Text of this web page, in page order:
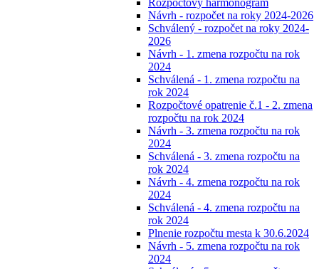
Rozpočtový harmonogram
Návrh - rozpočet na roky 2024-2026
Schválený - rozpočet na roky 2024-
2026
Návrh - 1. zmena rozpočtu na rok
2024
Schválená - 1. zmena rozpočtu na
rok 2024
Rozpočtové opatrenie č.1 - 2. zmena
rozpočtu na rok 2024
Návrh - 3. zmena rozpočtu na rok
2024
Schválená - 3. zmena rozpočtu na
rok 2024
Návrh - 4. zmena rozpočtu na rok
2024
Schválená - 4. zmena rozpočtu na
rok 2024
Plnenie rozpočtu mesta k 30.6.2024
Návrh - 5. zmena rozpočtu na rok
2024